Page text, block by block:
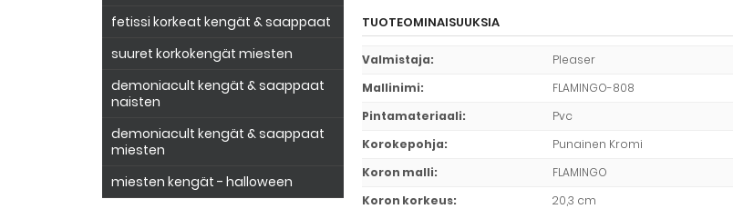
TUOTEOMINAISUUKSIA
Valmistaja:
Pleaser
Mallinimi:
FLAMINGO-808
Pintamateriaali:
Pvc
Korokepohja:
Punainen Kromi
Koron malli:
FLAMINGO
Koron korkeus:
20,3 cm
fetissi korkeat kengät & saappaat
suuret korkokengät miesten
demoniacult kengät & saappaat
naisten
demoniacult kengät & saappaat
miesten
miesten kengät - halloween